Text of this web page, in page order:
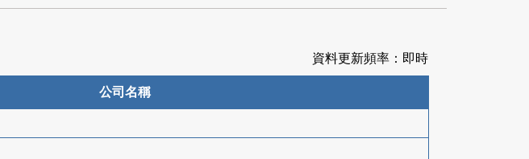
索
資料更新頻率：即時
公司名稱